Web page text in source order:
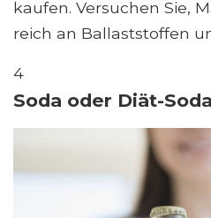
kaufen. Versuchen Sie,
reich an Ballaststoffen
4
Soda oder Diät-Soda